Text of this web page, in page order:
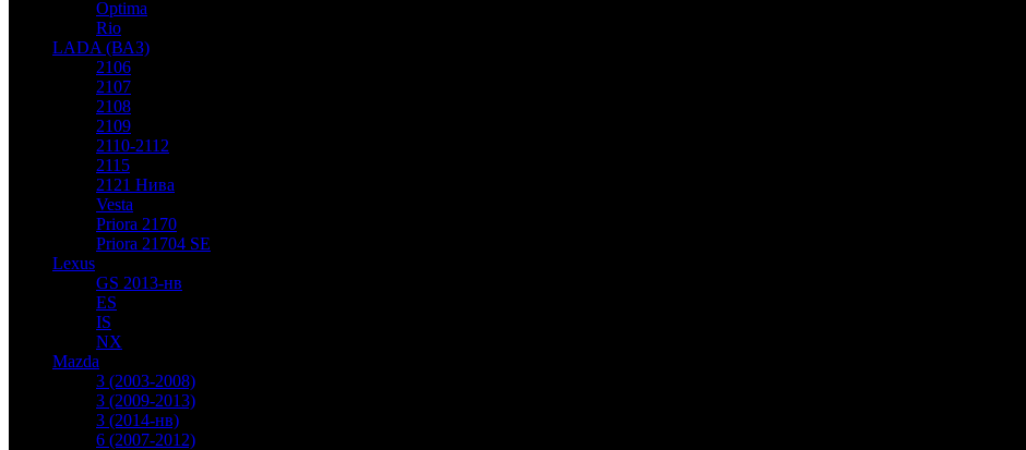
Optima
Rio
LADA (ВАЗ)
2106
2107
2108
2109
2110-2112
2115
2121 Нива
Vesta
Priora 2170
Priora 21704 SE
Lexus
GS 2013-нв
ES
IS
NX
Mazda
3 (2003-2008)
3 (2009-2013)
3 (2014-нв)
6 (2007-2012)